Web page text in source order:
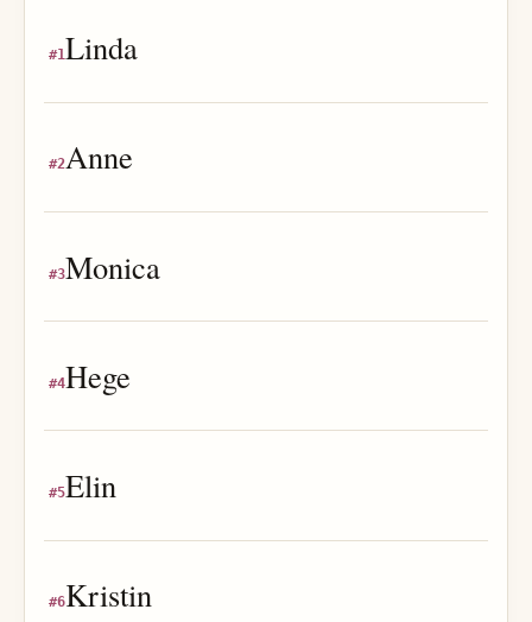
#1Linda
#2Anne
#3Monica
#4Hege
#5Elin
#6Kristin